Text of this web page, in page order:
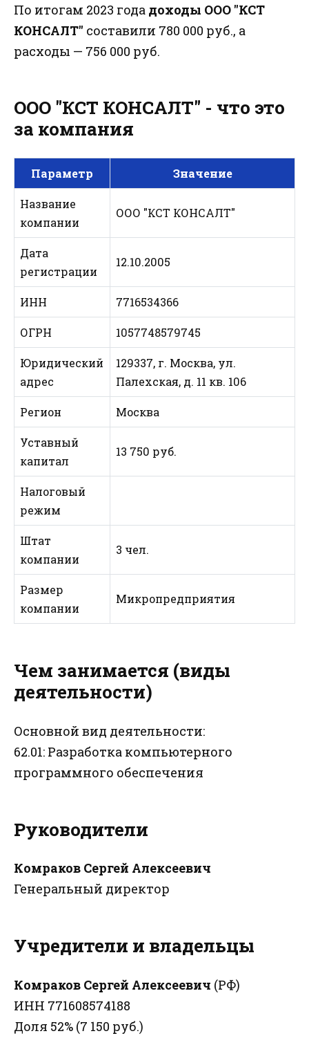
По итогам 2023 года доходы ООО "КСТ
КОНСАЛТ" составили 780 000 руб., а
расходы — 756 000 руб.
ООО "КСТ КОНСАЛТ" - что это
за компания
Параметр Значение
Название
компании
ООО "КСТ КОНСАЛТ"
Дата
регистрации
12.10.2005
ИНН 7716534366
ОГРН 1057748579745
Юридический
адрес
129337, г. Москва, ул.
Палехская, д. 11 кв. 106
Регион Москва
Уставный
капитал
13 750 руб.
Налоговый
режим
Штат
компании
3 чел.
Размер
компании
Микропредприятия
Чем занимается (виды
деятельности)
Основной вид деятельности:
62.01: Разработка компьютерного
программного обеспечения
Руководители
Комраков Сергей Алексеевич
Генеральный директор
Учредители и владельцы
Комраков Сергей Алексеевич (РФ)
ИНН 771608574188
Доля 52% (7 150 руб.)